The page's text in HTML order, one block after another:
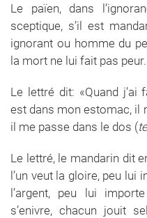
Le païen, dans
sceptique, s’il est
ignorant ou homme du
la mort ne lui fait pas peur.
Le lettré dit: «Quand j’ai
est dans mon estomac, il
il me passe dans le dos (
Le lettré, le mandarin dit
l’un veut la gloire, peu lui
l’argent, peu lui
s’enivre, chacun jouit